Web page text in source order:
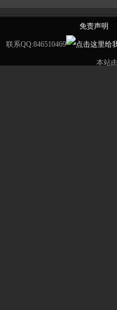
免责声明
联系QQ:846510469
本站